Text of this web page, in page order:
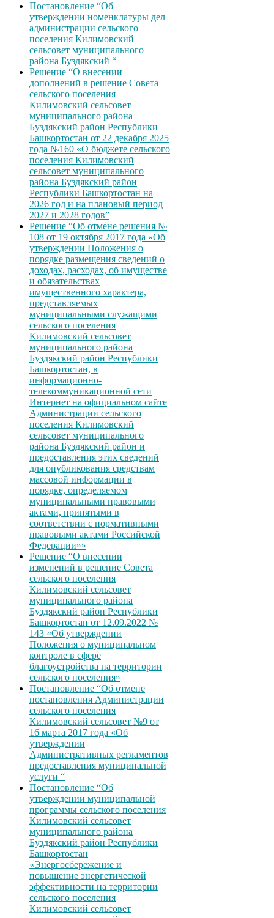
Постановление “Об
утверждении номенклатуры дел
администрации сельского
поселения Килимовский
сельсовет муниципального
района Буздякский “
Решение “О внесении
дополнений в решение Совета
сельского поселения
Килимовский сельсовет
муниципального района
Буздякский район Республики
Башкортостан от 22 декабря 2025
года №160 «О бюджете сельского
поселения Килимовский
сельсовет муниципального
района Буздякский район
Республики Башкортостан на
2026 год и на плановый период
2027 и 2028 годов”
Решение “Об отмене решения №
108 от 19 октября 2017 года «Об
утверждении Положения о
порядке размещения сведений о
доходах, расходах, об имуществе
и обязательствах
имущественного характера,
представляемых
муниципальными служащими
сельского поселения
Килимовский сельсовет
муниципального района
Буздякский район Республики
Башкортостан, в
информационно-
телекоммуникационной сети
Интернет на официальном сайте
Администрации сельского
поселения Килимовский
сельсовет муниципального
района Буздякский район и
предоставления этих сведений
для опубликования средствам
массовой информации в
порядке, определяемом
муниципальными правовыми
актами, принятыми в
соответствии с нормативными
правовыми актами Российской
Федерации»»
Решение “О внесении
изменений в решение Совета
сельского поселения
Килимовский сельсовет
муниципального района
Буздякский район Республики
Башкортостан от 12.09.2022 №
143 «Об утверждении
Положения о муниципальном
контроле в сфере
благоустройства на территории
сельского поселения»
Постановление “Об отмене
постановления Администрации
сельского поселения
Килимовский сельсовет №9 от
16 марта 2017 года «Об
утверждении
Административных регламентов
предоставления муниципальной
услуги “
Постановление “Об
утверждении муниципальной
программы сельского поселения
Килимовский сельсовет
муниципального района
Буздякский район Республики
Башкортостан
«Энергосбережение и
повышение энергетической
эффективности на территории
сельского поселения
Килимовский сельсовет